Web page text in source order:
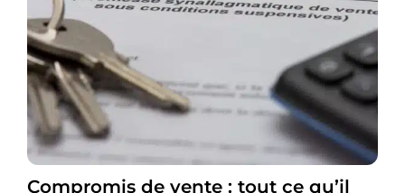
Compromis de vente : tout ce qu’il